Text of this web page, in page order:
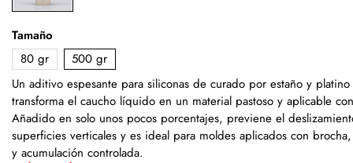
Tamaño
80 gr
500 gr
Un aditivo espesante para siliconas de curado por estaño y
transforma el caucho líquido en un material pastoso y aplicable
Añadido en solo unos pocos porcentajes, previene el
superficies verticales y es ideal para moldes aplicados con
y acumulación controlada.